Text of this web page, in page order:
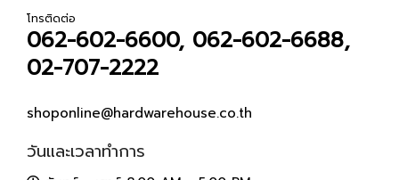
โทรติดต่อ
062-602-6600, 062-602-6688,
02-707-2222
shoponline@hardwarehouse.co.th
วันและเวลาทำการ